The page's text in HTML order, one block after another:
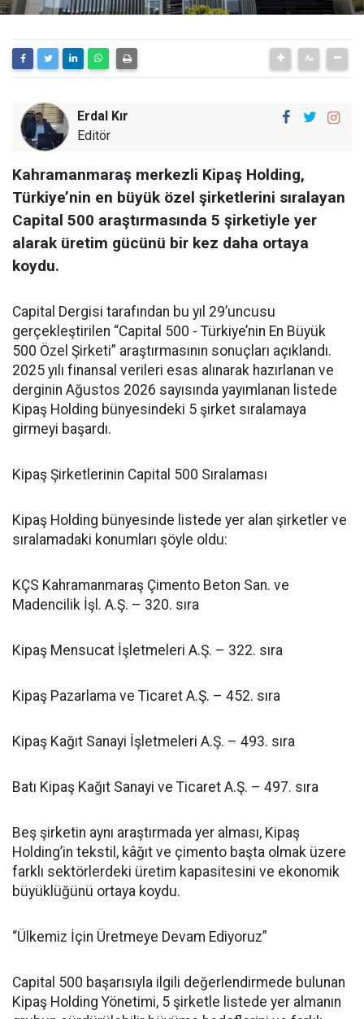
Erdal Kır
Editör
Kahramanmaraş merkezli Kipaş Holding,
Türkiye’nin en büyük özel şirketlerini sıralayan
Capital 500 araştırmasında 5 şirketiyle yer
alarak üretim gücünü bir kez daha ortaya
koydu.
Capital Dergisi tarafından bu yıl 29’uncusu
gerçekleştirilen “Capital 500 - Türkiye’nin En Büyük
500 Özel Şirketi” araştırmasının sonuçları açıklandı.
2025 yılı finansal verileri esas alınarak hazırlanan ve
derginin Ağustos 2026 sayısında yayımlanan listede
Kipaş Holding bünyesindeki 5 şirket sıralamaya
girmeyi başardı.
Kipaş Şirketlerinin Capital 500 Sıralaması
Kipaş Holding bünyesinde listede yer alan şirketler ve
sıralamadaki konumları şöyle oldu:
KÇS Kahramanmaraş Çimento Beton San. ve
Madencilik İşl. A.Ş. – 320. sıra
Kipaş Mensucat İşletmeleri A.Ş. – 322. sıra
Kipaş Pazarlama ve Ticaret A.Ş. – 452. sıra
Kipaş Kağıt Sanayi İşletmeleri A.Ş. – 493. sıra
Batı Kipaş Kağıt Sanayi ve Ticaret A.Ş. – 497. sıra
Beş şirketin aynı araştırmada yer alması, Kipaş
Holding’in tekstil, kâğıt ve çimento başta olmak üzere
farklı sektörlerdeki üretim kapasitesini ve ekonomik
büyüklüğünü ortaya koydu.
“Ülkemiz İçin Üretmeye Devam Ediyoruz”
Capital 500 başarısıyla ilgili değerlendirmede bulunan
Kipaş Holding Yönetimi, 5 şirketle listede yer almanın